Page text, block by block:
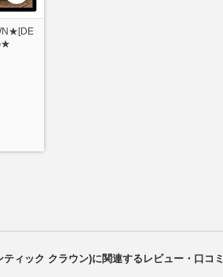
ィック クラウン)に関連するレビュー・口コミ